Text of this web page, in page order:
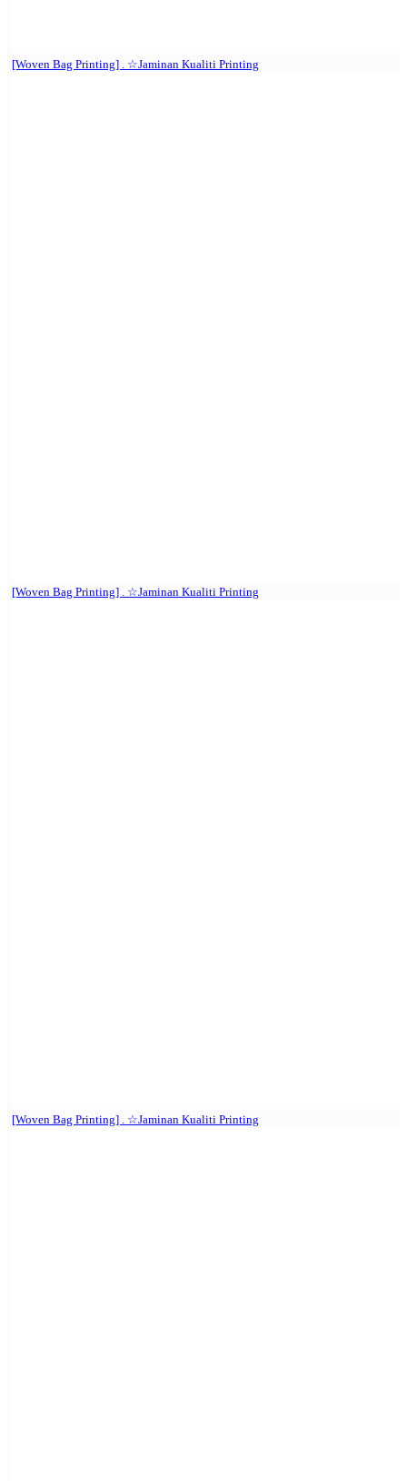
[Woven Bag Printing] . ☆Jaminan Kualiti Printing
[Woven Bag Printing] . ☆Jaminan Kualiti Printing
[Woven Bag Printing] . ☆Jaminan Kualiti Printing